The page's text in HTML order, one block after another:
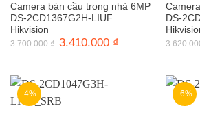
Camera bán cầu trong nhà 6MP
DS-2CD1367G2H-LIUF
Hikvision
3.700.000₫ Giá
3.410.000 ₫
3.410.000 ₫.
DS-
-4% -6%